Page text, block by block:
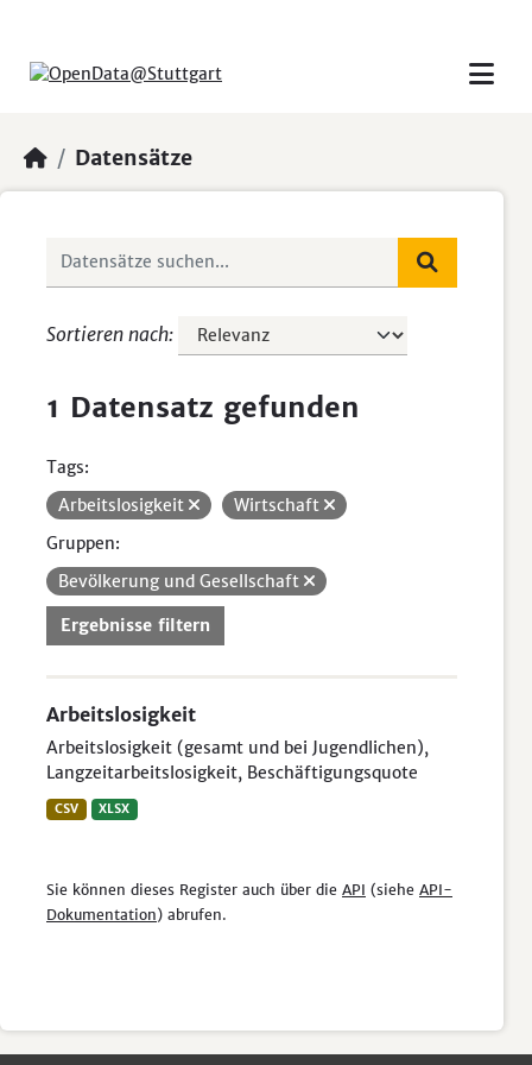
Datensätze
Sortieren nach
1 Datensatz gefunden
Tags:
Arbeitslosigkeit
Wirtschaft
Gruppen:
Bevölkerung und Gesellschaft
Ergebnisse filtern
Arbeitslosigkeit
Arbeitslosigkeit (gesamt und bei Jugendlichen),
Langzeitarbeitslosigkeit, Beschäftigungsquote
CSV XLSX
Sie können dieses Register auch über die API (siehe API-
Dokumentation) abrufen.